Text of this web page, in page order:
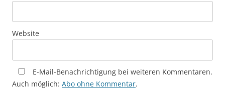
Website
E-Mail-Benachrichtigung bei weiteren Kommentaren.
Auch möglich: Abo ohne Kommentar.